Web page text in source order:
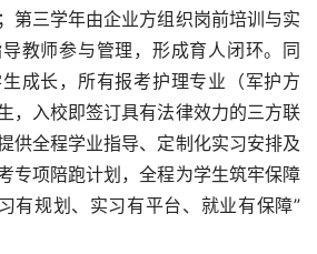
第三学年由企业方组织岗前培训与实
教师参与管理，形成育人闭环。同
成长，所有报考护理专业（军护方
，入校即签订具有法律效力的三方联
供全程学业指导、定制化实习安排及
专项陪跑计划，全程为学生筑牢保障
习有规划、实习有平台、就业有保障”